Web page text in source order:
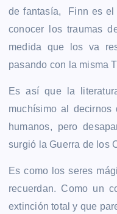
de fantasía, Finn es el
conocer los traumas
medida que los va
pasando con la misma
Es así que la
muchísimo al decirnos
humanos, pero
surgió la Guerra de los
Es como los seres
recuerdan. Como un
extinción total y que